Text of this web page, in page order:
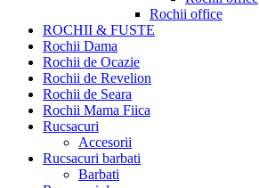
Rochii office
ROCHII & FUSTE
Rochii Dama
Rochii de Ocazie
Rochii de Revelion
Rochii de Seara
Rochii Mama Fiica
Rucsacuri
Accesorii
Rucsacuri barbati
Barbati